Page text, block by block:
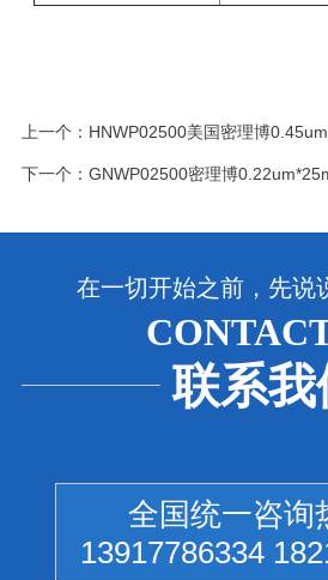
上一个： HNWP02500美国密理博
下一个： GNWP02500密理博
在一切开始之前，先说
联系我
全国统一咨询
13917786334